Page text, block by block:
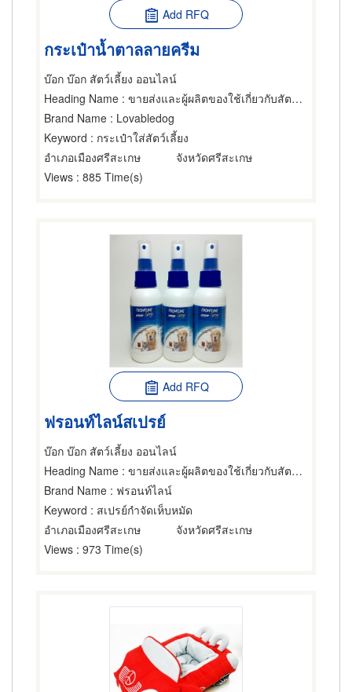
Add RFQ
กระเป๋าน้ำตาลลายครีม
บ๊อก บ๊อก สัตว์เลี้ยง ออนไลน์
Heading Name : ขายส่งและผู้ผลิตของใช้เกี่ยวกับสัตว์เลี้ยง
Brand Name : Lovabledog
Keyword : กระเป๋าใส่สัตว์เลี้ยง
อำเภอเมืองศรีสะเกษ
จังหวัดศรีสะเกษ
Views : 885 Time(s)
Add RFQ
ฟรอนท์ไลน์สเปรย์
บ๊อก บ๊อก สัตว์เลี้ยง ออนไลน์
Heading Name : ขายส่งและผู้ผลิตของใช้เกี่ยวกับสัตว์เลี้ยง
Brand Name : ฟรอนท์ไลน์
Keyword : สเปรย์กำจัดเห็บหมัด
อำเภอเมืองศรีสะเกษ
จังหวัดศรีสะเกษ
Views : 973 Time(s)